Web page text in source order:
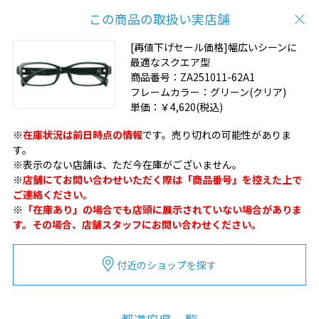
この商品の取扱い実店舗
[再値下げセール価格]幅広いシーンに
最適なスクエア型
商品番号： ZA251011-62A1
フレームカラー： グリーン(クリア)
単価： ￥4,620(税込)
※在庫状況は前日時点の情報です。売り切れの可能性がありま
す。
※表示のない店舗は、ただ今在庫がございません。
※店舗にてお問い合わせいただく際は「商品番号」を控えた上で
ご連絡ください。
※ 「在庫あり」の場合でも店頭に展示されていない場合がありま
す。その場合、店舗スタッフにお問い合わせください。
付近のショップを探す